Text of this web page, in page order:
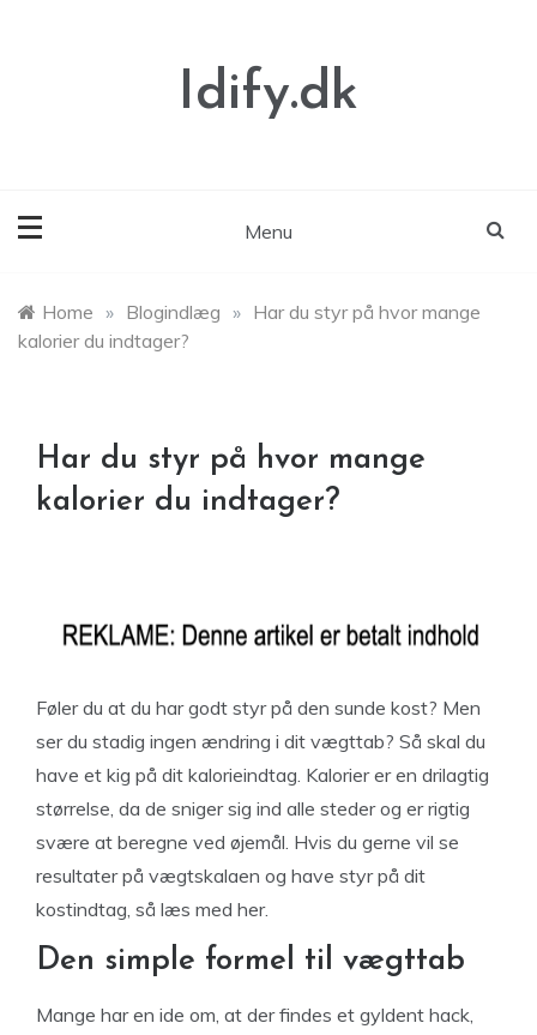
Idify.dk
Menu
Home » Blogindlæg » Har du styr på hvor mange
kalorier du indtager?
Har du styr på hvor mange
kalorier du indtager?
Føler du at du har godt styr på den sunde kost? Men
ser du stadig ingen ændring i dit vægttab? Så skal du
have et kig på dit kalorieindtag. Kalorier er en drilagtig
størrelse, da de sniger sig ind alle steder og er rigtig
svære at beregne ved øjemål. Hvis du gerne vil se
resultater på vægtskalaen og have styr på dit
kostindtag, så læs med her.
Den simple formel til vægttab
Mange har en ide om, at der findes et gyldent hack,